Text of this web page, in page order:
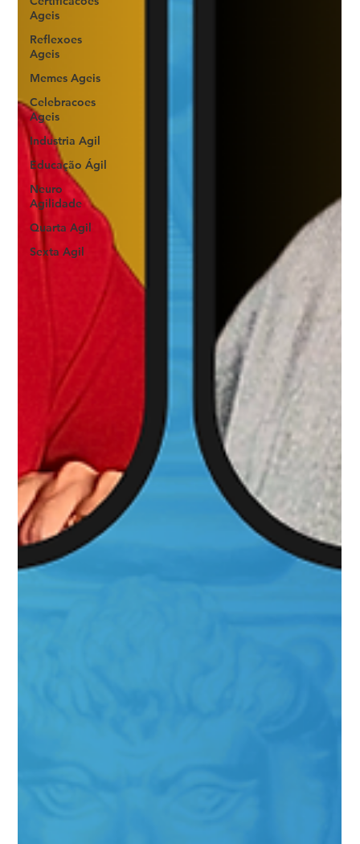
Ageis
Reflexoes
Ageis
Memes Ageis
Celebracoes
Ageis
Industria Agil
Educação Ágil
Neuro
Agilidade
Quarta Agil
Sexta Agil